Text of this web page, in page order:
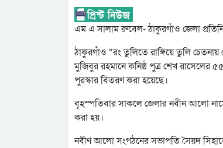
এম এ সালাম রুবেল- ঠাকুরগাঁও জেলা
ঠাকুরগাঁও “রং তুলিতে রাঙ্গিয়ে তুলি
মুজিবুর রহমানে কনিষ্ঠ পুত্র শেখ রাসেলের
পুরস্কার বিতরণ করা হয়েছে।
বৃহস্পতিবার সাকলে জেলার নবীন আলো
করা হয়।
নবীণ আলো সংগঠনের সভাপতি সৈয়দ